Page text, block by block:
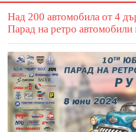
Над 200 автомобила от 4
Парад на ретро автомобили